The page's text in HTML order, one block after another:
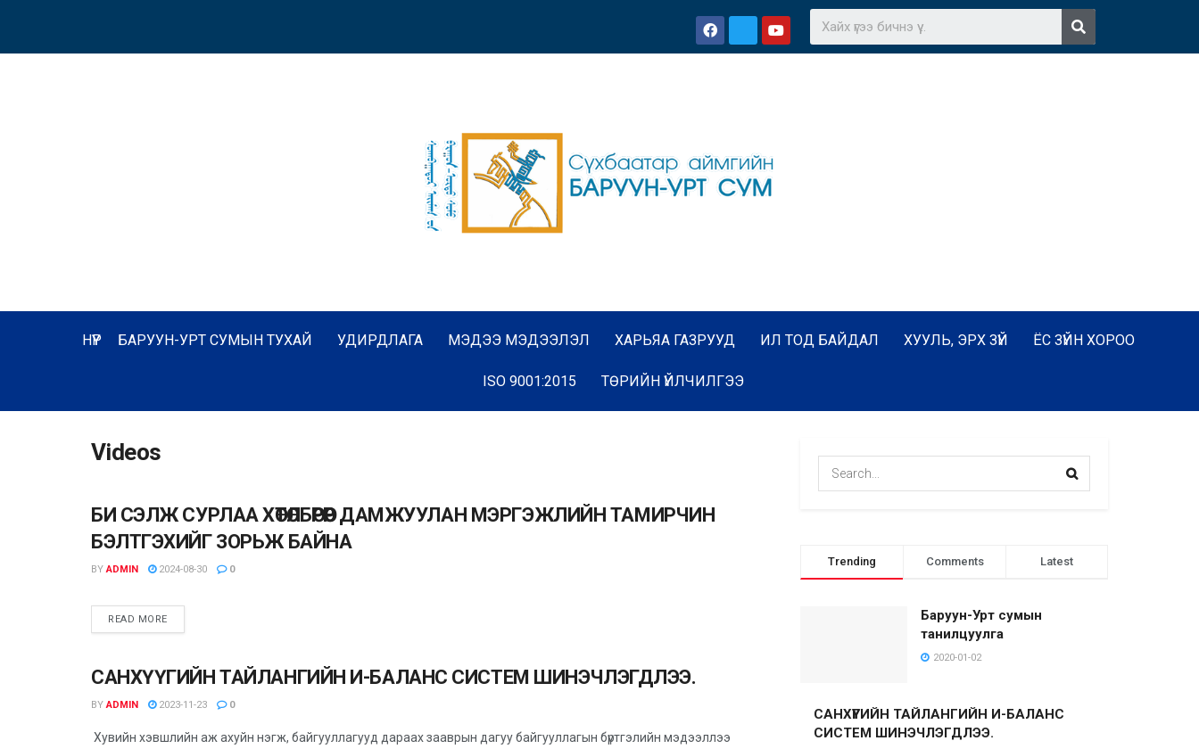
НҮҮР БАРУУН-УРТ СУМЫН ТУХАЙ УДИРДЛАГА МЭДЭЭ МЭДЭЭЛЭЛ ХАРЬЯА ГАЗРУУД ИЛ ТОД БАЙДАЛ ХУУЛЬ, ЭРХ ЗҮЙ ЁС ЗҮЙН ХОРОО
ISO 9001:2015 ТӨРИЙН ҮЙЛЧИЛГЭЭ
Videos
UNCATEGORIZED
БИ СЭЛЖ СУРЛАА ХӨТӨЛБӨРӨӨР ДАМЖУУЛАН МЭРГЭЖЛИЙН ТАМИРЧИН
БЭЛТГЭХИЙГ ЗОРЬЖ БАЙНА
BY ADMIN 2024-08-30 0
READ MORE
ВИДЕО МЭДЭЭ
САНХҮҮГИЙН ТАЙЛАНГИЙН И-БАЛАНС СИСТЕМ ШИНЭЧЛЭГДЛЭЭ.
BY ADMIN 2023-11-23 0
Хувийн хэвшлийн аж ахуйн нэгж, байгууллагууд дараах зааврын дагуу байгууллагын бүртгэлийн мэдээллээ
Trending Comments Latest
Баруун-Урт сумын
танилцуулга
2020-01-02
САНХҮҮГИЙН ТАЙЛАНГИЙН И-БАЛАНС
СИСТЕМ ШИНЭЧЛЭГДЛЭЭ.